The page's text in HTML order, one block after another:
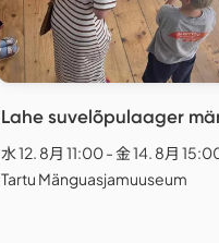
Lahe suvelõpulaager
水 12. 8月 11:00 - 金 14. 8月
Tartu Mänguasjamuuseum